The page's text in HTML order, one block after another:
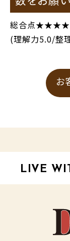
総合点
(理解力5.0/整
お
LIVE